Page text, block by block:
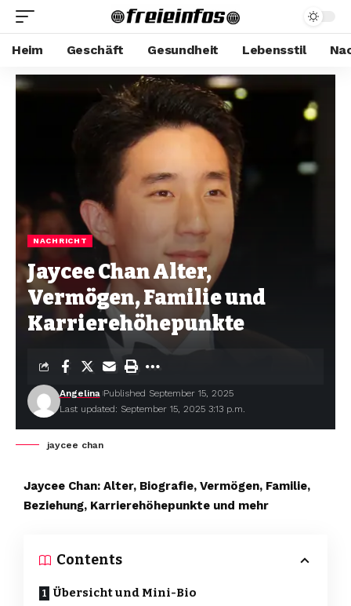
Heim Geschäft Gesundheit Lebensstil
NACHRICHT
Jaycee Chan Alter,
Vermögen, Familie und
Karrierehöhepunkte
Last updated: September 15, 2025 3:13 p.m.
Angelina Published September 15, 2025
jaycee chan
Jaycee Chan: Alter, Biografie, Vermögen, Familie,
Beziehung, Karrierehöhepunkte und mehr
Contents
Übersicht und Mini-Bio